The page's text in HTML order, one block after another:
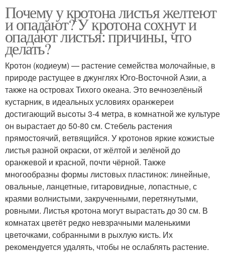
Почему у кротона листья желтеют
и опадают? У кротона сохнут и
опадают листья: причины, что
делать?
Кротон (кодиеум) — растение семейства молочайные, в
природе растущее в джунглях Юго-Восточной Азии, а
также на островах Тихого океана. Это вечнозелёный
кустарник, в идеальных условиях оранжереи
достигающий высоты 3-4 метра, в комнатной же культуре
он вырастает до 50-80 см. Стебель растения
прямостоячий, ветвящийся. У кротонов яркие кожистые
листья разной окраски, от жёлтой и зелёной до
оранжевой и красной, почти чёрной. Также
многообразны формы листовых пластинок: линейные,
овальные, ланцетные, гитаровидные, лопастные, с
краями волнистыми, закрученными, перетянутыми,
ровными. Листья кротона могут вырастать до 30 см. В
комнатах цветёт редко невзрачными маленькими
цветочками, собранными в рыхлую кисть. Их
рекомендуется удалять, чтобы не ослаблять растение.